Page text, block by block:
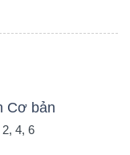
Cơ bản
4, 6